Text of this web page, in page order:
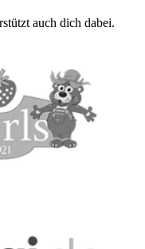
auch dich dabei.